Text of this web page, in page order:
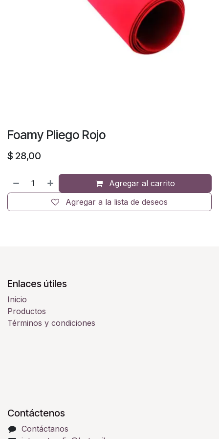
Foamy Pliego Rojo
$ 28,00
Agregar al carrito
Agregar a la lista de deseos
Enlaces útiles
Inicio
Productos
Términos y condiciones
Contáctenos
Contáctanos